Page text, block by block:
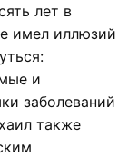
лет в
имел иллюзий
и
заболеваний
также